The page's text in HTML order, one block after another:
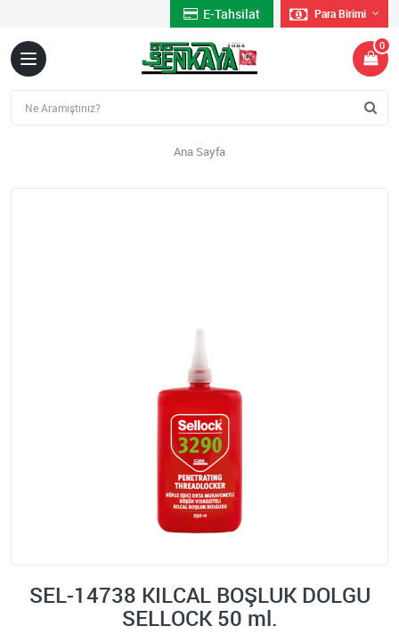
E-Tahsilat Para Birimi
0
Ana Sayfa
SEL-14738 KILCAL BOŞLUK DOLGU
SELLOCK 50 ml.